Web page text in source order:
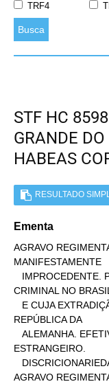
TRF4
Busca
STF HC
GRANDE
HABEAS
RESULTADO
Ementa
AGRAVO
MANIFESTAMENTE
CRIMINAL NO
REPÚBLICA DA
ESTRANGEIRO.
AGRAVO